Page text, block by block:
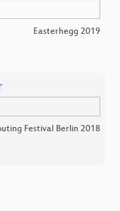
Easterhegg 2019
Festival Berlin 2018